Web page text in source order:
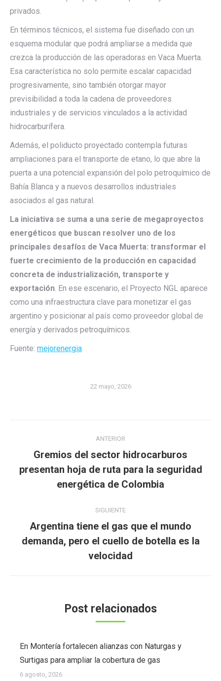
privados.
En términos técnicos, el sistema fue diseñado con un
esquema modular que podrá ampliarse a medida que
crezca la producción de las operadoras en Vaca Muerta.
Esa característica no solo permite escalar capacidad
progresivamente, sino también otorgar mayor
previsibilidad a toda la cadena de proveedores
industriales y de servicios vinculados a la actividad
hidrocarburífera.
Además, el poliducto proyectado contempla futuras
ampliaciones para el transporte de etano, lo que abre la
puerta a una potencial expansión del polo petroquímico de
Bahía Blanca y a nuevos desarrollos industriales
asociados al gas natural.
La iniciativa se suma a una serie de megaproyectos
energéticos que buscan resolver uno de los
principales desafíos de Vaca Muerta: transformar el
fuerte crecimiento de la producción en capacidad
concreta de industrialización, transporte y
exportación. En ese escenario, el Proyecto NGL aparece
como una infraestructura clave para monetizar el gas
argentino y posicionar al país como proveedor global de
energía y derivados petroquímicos.
Fuente: mejorenergia
22 mayo, 2026
entre
publicaciones
ANTERIOR
Publicación
anterior:
Gremios del sector hidrocarburos
presentan hoja de ruta para la seguridad
energética de Colombia
SIGUIENTE
Publicación
siguiente:
Argentina tiene el gas que el mundo
demanda, pero el cuello de botella es la
velocidad
Post relacionados
En Montería fortalecen alianzas con Naturgas y
Surtigas para ampliar la cobertura de gas
6 agosto, 2026